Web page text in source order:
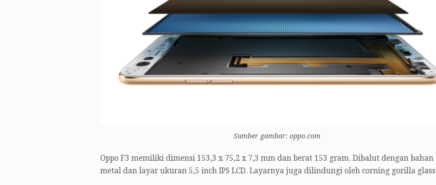
Sumber gambar: oppo.com
Oppo F3 memiliki dimensi 153,3 x 75,2 x 7,3 mm dan berat 153 gram. Dibalut dengan bahan
metal dan layar ukuran 5,5 inch IPS LCD. Layarnya juga dilindungi oleh corning gorilla glass